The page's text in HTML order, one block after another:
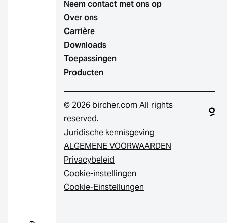
Neem contact met ons op
Over ons
Carrière
Downloads
Toepassingen
Producten
© 2026 bircher.com All rights
reserved.
Juridische kennisgeving
ALGEMENE VOORWAARDEN
Privacybeleid
Cookie-instellingen
Cookie-Einstellungen